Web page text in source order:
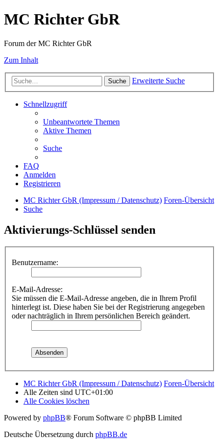
MC Richter GbR
Forum der MC Richter GbR
Zum Inhalt
Suche Erweiterte Suche
Schnellzugriff
Unbeantwortete Themen
Aktive Themen
Suche
FAQ
Anmelden
Registrieren
MC Richter GbR (Impressum / Datenschutz) Foren-Übersicht
Suche
Aktivierungs-Schlüssel senden
Benutzername:
E-Mail-Adresse:
Sie müssen die E-Mail-Adresse angeben, die in Ihrem Profil
hinterlegt ist. Diese haben Sie bei der Registrierung angegeben
oder nachträglich in Ihrem persönlichen Bereich geändert.
MC Richter GbR (Impressum / Datenschutz) Foren-Übersicht
Alle Zeiten sind UTC+01:00
Alle Cookies löschen
Powered by phpBB® Forum Software © phpBB Limited
Deutsche Übersetzung durch phpBB.de